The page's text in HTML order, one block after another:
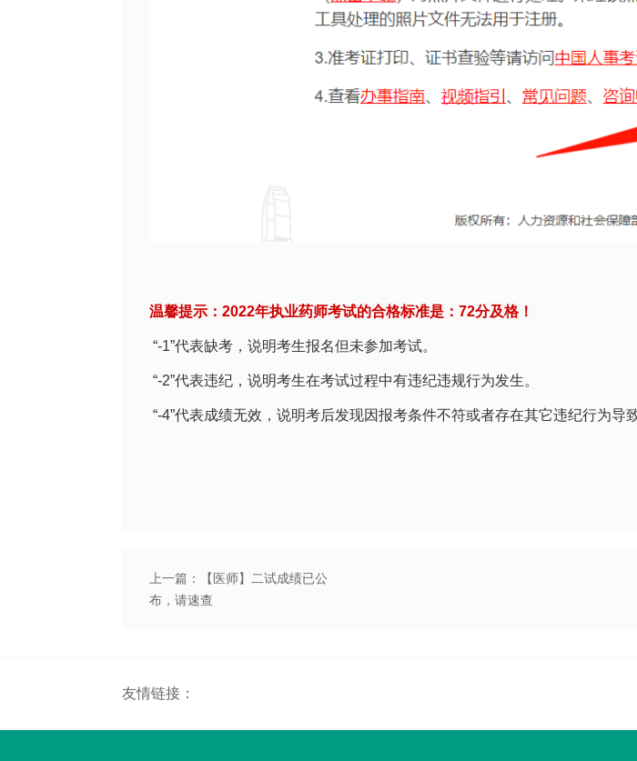
温馨提示：2022年执业药师考试的合格标准是：72分及格！
“-1”代表缺考，说明考生报名但未参加考试。
“-2”代表违纪，说明考生在考试过程中有违纪违规行为发生。
“-4”代表成绩无效，说明考后发现因报考条件不符或者存在其它违纪行为
上一篇：【医师】二试成绩已公
布，请速查
友情链接：